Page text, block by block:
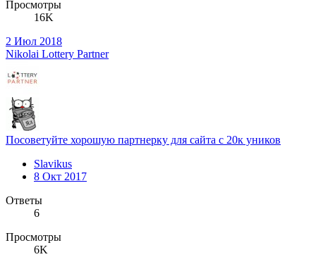
Просмотры
16K
2 Июл 2018
Nikolai Lottery Partner
Посоветуйте хорошую партнерку для сайта с 20к уников
Slavikus
8 Окт 2017
Ответы
6
Просмотры
6K